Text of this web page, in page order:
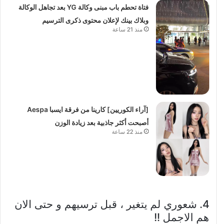
فتاة تحطم باب مبنى وكالة YG بعد تجاهل الوكالة
وبلاك بينك لإعلان محتوى ذكرى الترسيم
منذ 21 ساعة
[آراء الكوريين] كارينا من فرقة ايسبا Aespa
أصبحت أكثر جاذبية بعد زيادة الوزن
منذ 22 ساعة
4. شعوري لم يتغير ، قبل ترسيهم و حتى الان
هم الاجمل !!